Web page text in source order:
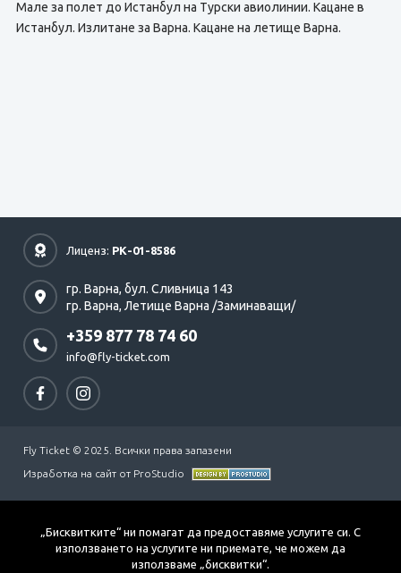
Мале за полет до Истанбул на Турски авиолинии. Кацане в
Истанбул. Излитане за Варна. Кацане на летище Варна.
Лиценз: РК-01-8586
гр. Варна, бул. Сливница 143
гр. Варна, Летище Варна /Заминаващи/
+359 877 78 74 60
info@fly-ticket.com
Fly Ticket © 2025. Всички права запазени
Изработка на сайт от ProStudio
„Бисквитките“ ни помагат да предоставяме услугите си. С
използването на услугите ни приемате, че можем да
използваме „бисквитки“.